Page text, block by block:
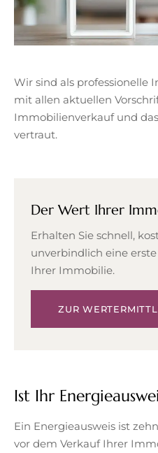
Wir sind als professionelle
mit allen aktuellen
Immobilienverkauf und
vertraut.
Der Wert Ihrer
Erhalten Sie schnell,
unverbindlich eine
Ihrer Immobilie.
ZUR
Ist Ihr
Ein Energieausweis ist
vor dem Verkauf Ihrer